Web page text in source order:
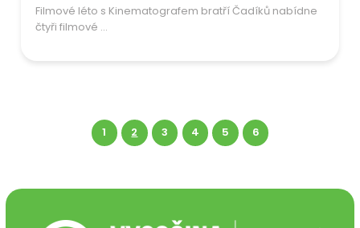
Filmové léto s Kinematografem bratří Čadíků nabídne
čtyři filmové ...
1 2 3 4 5 6